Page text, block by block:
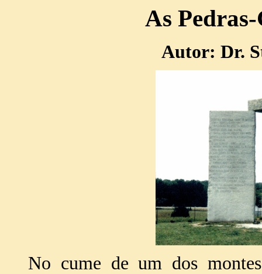
As
Autor: Dr.
No cume de um dos